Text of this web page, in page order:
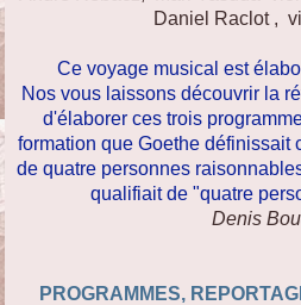
Daniel Raclot ,
Ce voyage musical est
Nos vous laissons découvrir la
d'élaborer ces trois
formation que Goethe définissait
de quatre personnes
qualifiait de "quatre
Denis
PROGRAMMES,